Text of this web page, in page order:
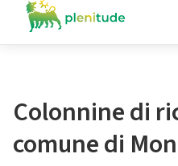
Colonnine di
comune di